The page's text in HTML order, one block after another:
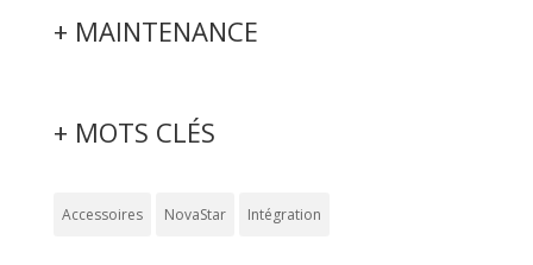
+ MAINTENANCE
+ MOTS CLÉS
Accessoires NovaStar Intégration